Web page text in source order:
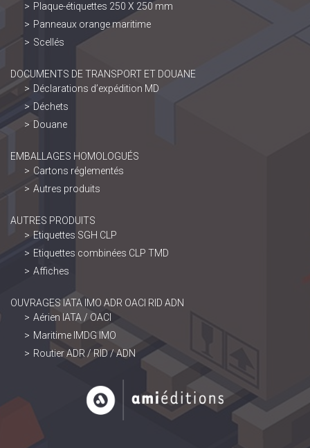
Plaque-étiquettes 250 X 250 mm
Panneaux orange maritime
Scellés
DOCUMENTS DE TRANSPORT ET DOUANE
Déclarations d’expédition MD
Déchets
Douane
EMBALLAGES HOMOLOGUÉS
Cartons réglementés
Autres produits
AUTRES PRODUITS
Etiquettes SGH CLP
Etiquettes combinées CLP TMD
Affiches
OUVRAGES IATA IMO ADR OACI RID ADN
Aérien IATA / OACI
Maritime IMDG IMO
Routier ADR / RID / ADN